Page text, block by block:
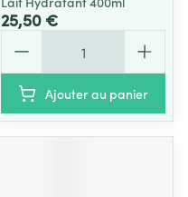
25,50 €
Ajouter au panier